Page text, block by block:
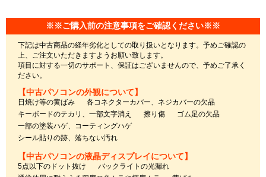
※※ご購入前の注意事項をご確認ください※※
下記は中古商品の経年劣化としての取り扱いとなります。予めご確認の
上、ご注文いただきますようお願い致します。
項目に対する一切のサポート、保証はございませんので、予めご了承く
ださい。
【中古パソコンの外観について】
日焼け等の黄ばみ
各コネクターカバー、ネジカバーの欠品
キーボードのテカリ、一部文字消え
擦り傷
ゴム足の欠品
一部の塗装ハゲ、コーティングハゲ
シール貼りの跡、落ちない汚れ
【中古パソコンの液晶ディスプレイについて】
5点以下のドット抜け
バックライトの光漏れ